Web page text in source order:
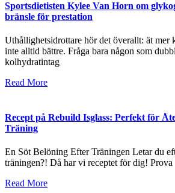
Sportsdietisten Kylee Van Horn om
bränsle för prestation
Uthållighetsidrottare hör det överallt: ät mer
inte alltid bättre. Fråga bara någon som
kolhydratintag
Read More
Recept på Rebuild Isglass: Perfekt för
Träning
En Söt Belöning Efter Träningen Letar du
träningen?! Då har vi receptet för dig! Prova
Read More